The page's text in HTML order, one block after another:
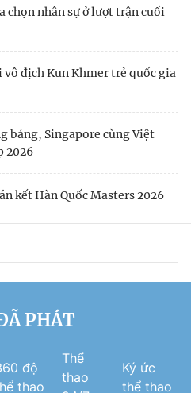
chọn nhân sự ở lượt trận cuối
vô địch Kun Khmer trẻ quốc gia
bảng, Singapore cùng Việt
2026
kết Hàn Quốc Masters 2026
PHÁT
độ
thao
Thể
thao
Ký ức
thể thao